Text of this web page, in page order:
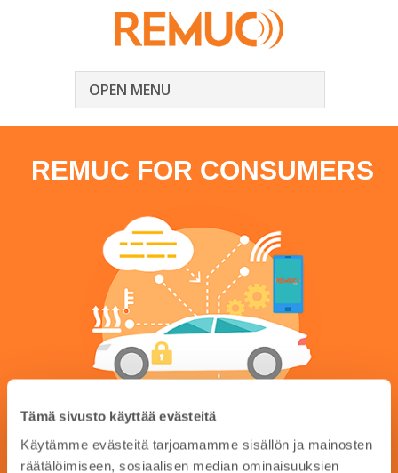
Tämä sivusto käyttää evästeitä
Käytämme evästeitä tarjoamamme sisällön ja mainosten
räätälöimiseen, sosiaalisen median ominaisuuksien
OPEN MENU
REMUC FOR CONSUMERS